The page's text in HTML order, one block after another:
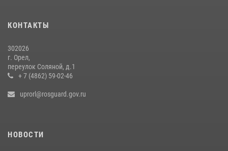
29 июля 2026, 14:06
КОНТАКТЫ
302026
г. Орел,
переулок Соляной, д.1
+ 7 (4862) 59-02-46
uprorl@rosguard.gov.ru
НОВОСТИ